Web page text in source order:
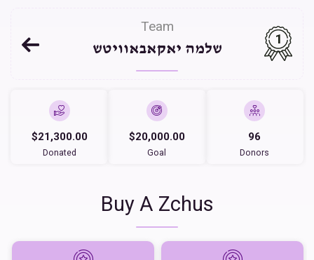
Team
שלמה יאקאבאוויטש
1
$21,300.00
Donated
$20,000.00
Goal
96
Donors
Buy A Zchus